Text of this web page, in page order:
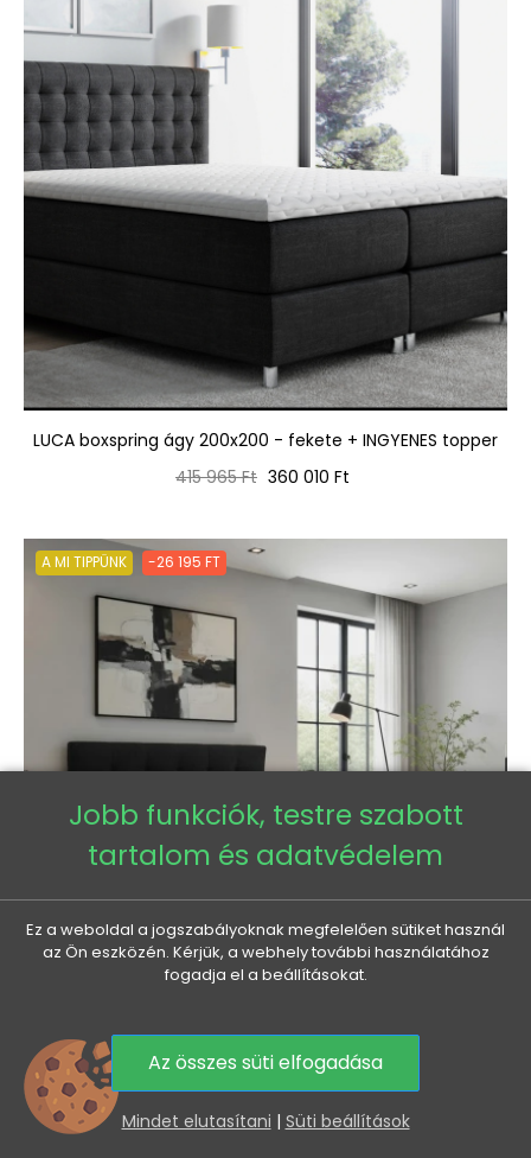
LUCA boxspring ágy 200x200 - fekete + INGYENES topper
Normál
415 965 Ft Ár
360 010 Ft
A MI TIPPÜNK -26 195 FT
Franciaágy 180x200 tárolóhellyel STIG 2 - antracit
Normál
ár
284 635 Ft Ár
258 440 Ft
0
Jobb funkciók, testre szabott
tartalom és adatvédelem
Ez a weboldal a jogszabályoknak megfelelően sütiket használ
az Ön eszközén. Kérjük, a webhely további használatához
fogadja el a beállításokat.
Az összes süti elfogadása
Mindet elutasítani | Süti beállítások